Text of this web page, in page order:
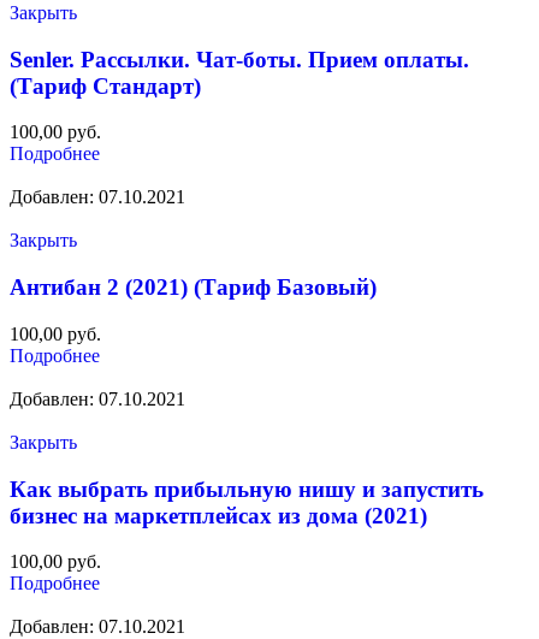
Закрыть
Senler. Рассылки. Чат-боты. Прием оплаты.
(Тариф Стандарт)
100,00 руб.
Подробнее
Добавлен: 07.10.2021
Закрыть
Антибан 2 (2021) (Тариф Базовый)
100,00 руб.
Подробнее
Добавлен: 07.10.2021
Закрыть
Как выбрать прибыльную нишу и запустить
бизнес на маркетплейсах из дома (2021)
100,00 руб.
Подробнее
Добавлен: 07.10.2021